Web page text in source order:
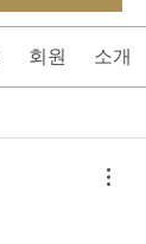
회원 소개